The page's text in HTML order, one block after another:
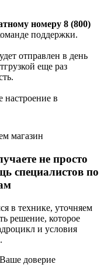
номеру 8 (800)
поддержки.
отправлен в день
еще раз
настроение в
магазин
не просто
специалистов по
в технике, уточняем
решение, которое
и условия
доверие